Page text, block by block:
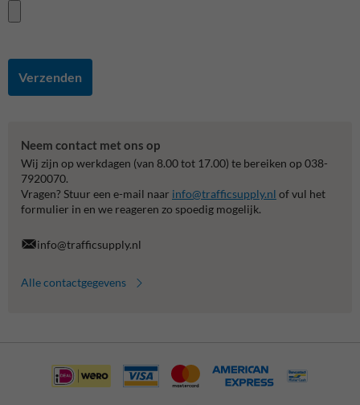
Verzenden
Neem contact met ons op
Wij zijn op werkdagen (van 8.00 tot 17.00) te bereiken op 038-
7920070.
Vragen? Stuur een e-mail naar info@trafficsupply.nl of vul het
formulier in en we reageren zo spoedig mogelijk.
info@trafficsupply.nl
Alle contactgegevens